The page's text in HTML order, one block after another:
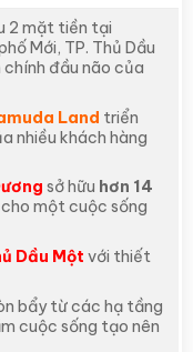
2 mặt tiền tại
Mới, TP. Thủ Dầu
chính đầu não của
Land triển
nhiều khách hàng
sở hữu hơn 14
một cuộc sống
Dầu Một với thiết
bẩy từ các hạ tầng
cuộc sống tạo nên